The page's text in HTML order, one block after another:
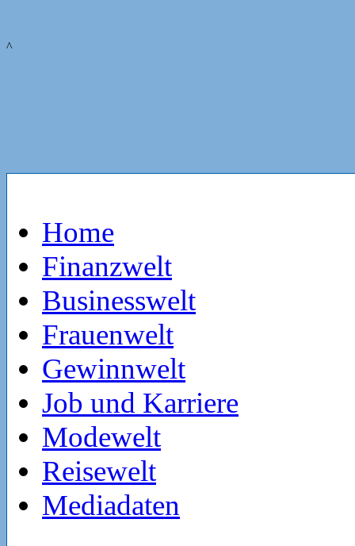
^
Home
Finanzwelt
Businesswelt
Frauenwelt
Gewinnwelt
Job und Karriere
Modewelt
Reisewelt
Mediadaten